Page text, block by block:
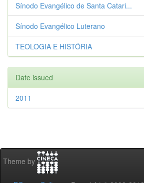
Sínodo Evangélico de Santa Catari...
Sínodo Evangélico Luterano
TEOLOGIA E HISTÓRIA
Date issued
2011
Theme by